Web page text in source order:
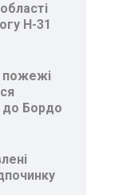
Н-31
пожежі
до Бордо